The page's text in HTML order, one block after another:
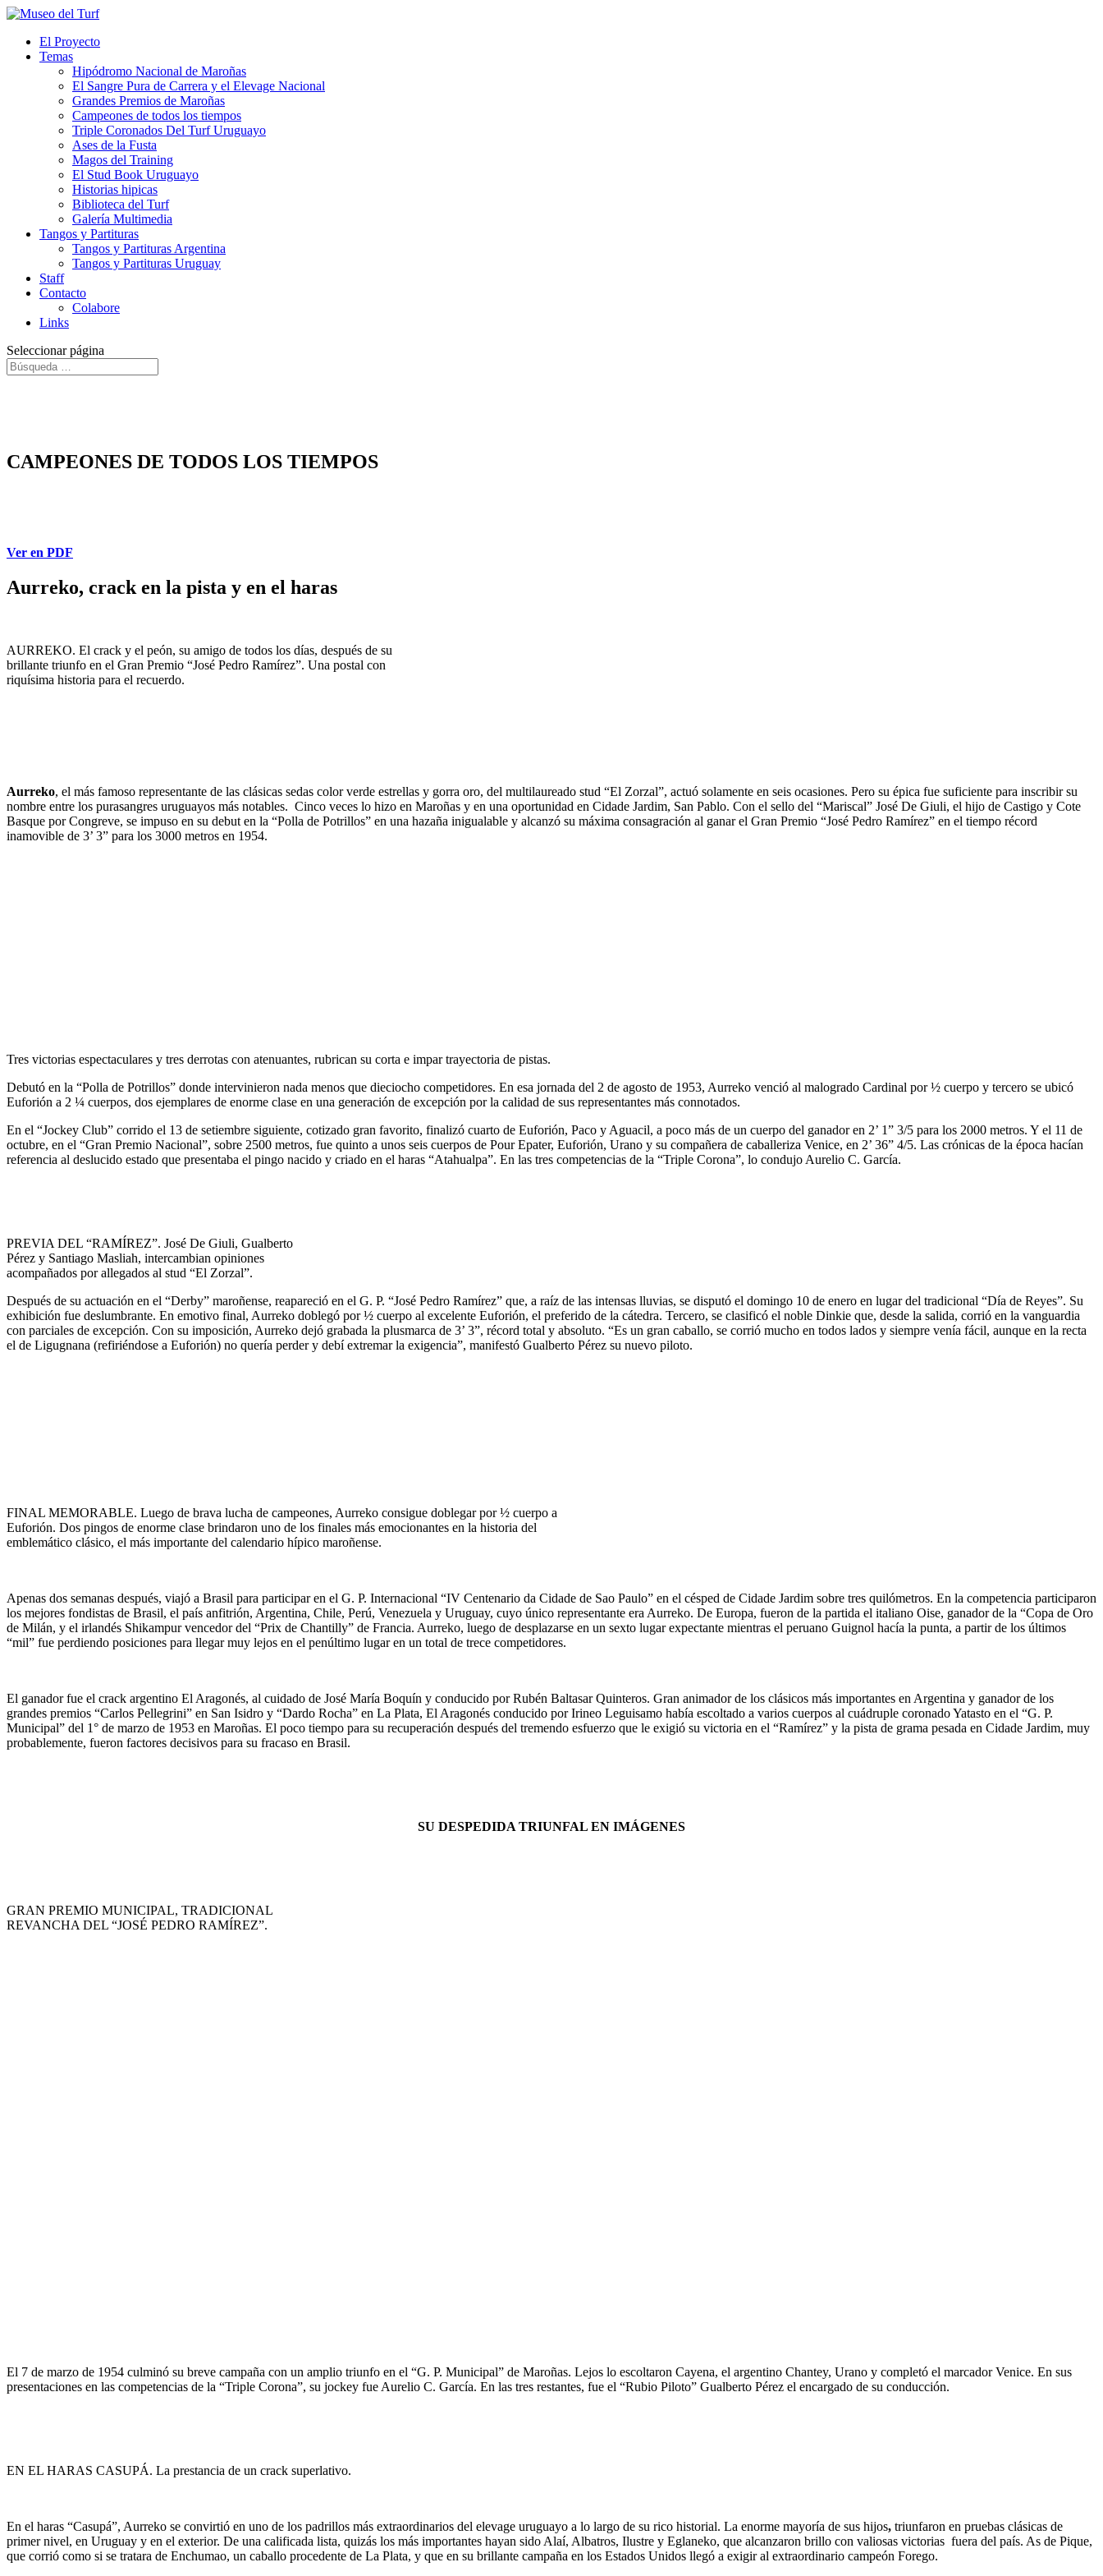
El Proyecto
Temas
Hipódromo Nacional de Maroñas
El Sangre Pura de Carrera y el Elevage Nacional
Grandes Premios de Maroñas
Campeones de todos los tiempos
Triple Coronados Del Turf Uruguayo
Ases de la Fusta
Magos del Training
El Stud Book Uruguayo
Historias hipicas
Biblioteca del Turf
Galería Multimedia
Tangos y Partituras
Tangos y Partituras Argentina
Tangos y Partituras Uruguay
Staff
Contacto
Colabore
Links
Seleccionar página
CAMPEONES DE TODOS LOS TIEMPOS
Ver en PDF
Aurreko, crack en la pista y en el haras
AURREKO. El crack y el peón, su amigo de todos los días, después de su
brillante triunfo en el Gran Premio “José Pedro Ramírez”. Una postal con
riquísima historia para el recuerdo.
Aurreko, el más famoso representante de las clásicas sedas color verde estrellas y gorra oro, del multilaureado stud “El Zorzal”, actuó solamente en seis ocasiones. Pero su épica fue suficiente para inscribir su
nombre entre los purasangres uruguayos más notables. Cinco veces lo hizo en Maroñas y en una oportunidad en Cidade Jardim, San Pablo. Con el sello del “Mariscal” José De Giuli, el hijo de Castigo y Cote
Basque por Congreve, se impuso en su debut en la “Polla de Potrillos” en una hazaña inigualable y alcanzó su máxima consagración al ganar el Gran Premio “José Pedro Ramírez” en el tiempo récord
inamovible de 3’ 3” para los 3000 metros en 1954.
Tres victorias espectaculares y tres derrotas con atenuantes, rubrican su corta e impar trayectoria de pistas.
Debutó en la “Polla de Potrillos” donde intervinieron nada menos que dieciocho competidores. En esa jornada del 2 de agosto de 1953, Aurreko venció al malogrado Cardinal por ½ cuerpo y tercero se ubicó
Euforión a 2 ¼ cuerpos, dos ejemplares de enorme clase en una generación de excepción por la calidad de sus representantes más connotados.
En el “Jockey Club” corrido el 13 de setiembre siguiente, cotizado gran favorito, finalizó cuarto de Euforión, Paco y Aguacil, a poco más de un cuerpo del ganador en 2’ 1” 3/5 para los 2000 metros. Y el 11 de
octubre, en el “Gran Premio Nacional”, sobre 2500 metros, fue quinto a unos seis cuerpos de Pour Epater, Euforión, Urano y su compañera de caballeriza Venice, en 2’ 36” 4/5. Las crónicas de la época hacían
referencia al deslucido estado que presentaba el pingo nacido y criado en el haras “Atahualpa”. En las tres competencias de la “Triple Corona”, lo condujo Aurelio C. García.
PREVIA DEL “RAMÍREZ”. José De Giuli, Gualberto
Pérez y Santiago Masliah, intercambian opiniones
acompañados por allegados al stud “El Zorzal”.
Después de su actuación en el “Derby” maroñense, reapareció en el G. P. “José Pedro Ramírez” que, a raíz de las intensas lluvias, se disputó el domingo 10 de enero en lugar del tradicional “Día de Reyes”. Su
exhibición fue deslumbrante. En emotivo final, Aurreko doblegó por ½ cuerpo al excelente Euforión, el preferido de la cátedra. Tercero, se clasificó el noble Dinkie que, desde la salida, corrió en la vanguardia
con parciales de excepción. Con su imposición, Aurreko dejó grabada la plusmarca de 3’ 3”, récord total y absoluto. “Es un gran caballo, se corrió mucho en todos lados y siempre venía fácil, aunque en la recta
el de Ligugnana (refiriéndose a Euforión) no quería perder y debí extremar la exigencia”, manifestó Gualberto Pérez su nuevo piloto.
FINAL MEMORABLE. Luego de brava lucha de campeones, Aurreko consigue doblegar por ½ cuerpo a
Euforión. Dos pingos de enorme clase brindaron uno de los finales más emocionantes en la historia del
emblemático clásico, el más importante del calendario hípico maroñense.
Apenas dos semanas después, viajó a Brasil para participar en el G. P. Internacional “IV Centenario da Cidade de Sao Paulo” en el césped de Cidade Jardim sobre tres quilómetros. En la competencia participaron
los mejores fondistas de Brasil, el país anfitrión, Argentina, Chile, Perú, Venezuela y Uruguay, cuyo único representante era Aurreko. De Europa, fueron de la partida el italiano Oise, ganador de la “Copa de Oro
de Milán, y el irlandés Shikampur vencedor del “Prix de Chantilly” de Francia. Aurreko, luego de desplazarse en un sexto lugar expectante mientras el peruano Guignol hacía la punta, a partir de los últimos
“mil” fue perdiendo posiciones para llegar muy lejos en el penúltimo lugar en un total de trece competidores.
El ganador fue el crack argentino El Aragonés, al cuidado de José María Boquín y conducido por Rubén Baltasar Quinteros. Gran animador de los clásicos más importantes en Argentina y ganador de los
grandes premios “Carlos Pellegrini” en San Isidro y “Dardo Rocha” en La Plata, El Aragonés conducido por Irineo Leguisamo había escoltado a varios cuerpos al cuádruple coronado Yatasto en el “G. P.
Municipal” del 1° de marzo de 1953 en Maroñas. El poco tiempo para su recuperación después del tremendo esfuerzo que le exigió su victoria en el “Ramírez” y la pista de grama pesada en Cidade Jardim, muy
probablemente, fueron factores decisivos para su fracaso en Brasil.
SU DESPEDIDA TRIUNFAL EN IMÁGENES
GRAN PREMIO MUNICIPAL, TRADICIONAL
REVANCHA DEL “JOSÉ PEDRO RAMÍREZ”.
El 7 de marzo de 1954 culminó su breve campaña con un amplio triunfo en el “G. P. Municipal” de Maroñas. Lejos lo escoltaron Cayena, el argentino Chantey, Urano y completó el marcador Venice. En sus
presentaciones en las competencias de la “Triple Corona”, su jockey fue Aurelio C. García. En las tres restantes, fue el “Rubio Piloto” Gualberto Pérez el encargado de su conducción.
EN EL HARAS CASUPÁ. La prestancia de un crack superlativo.
En el haras “Casupá”, Aurreko se convirtió en uno de los padrillos más extraordinarios del elevage uruguayo a lo largo de su rico historial. La enorme mayoría de sus hijos, triunfaron en pruebas clásicas de
primer nivel, en Uruguay y en el exterior. De una calificada lista, quizás los más importantes hayan sido Alaí, Albatros, Ilustre y Eglaneko, que alcanzaron brillo con valiosas victorias fuera del país. As de Pique,
que corrió como si se tratara de Enchumao, un caballo procedente de La Plata, y que en su brillante campaña en los Estados Unidos llegó a exigir al extraordinario campeón Forego.